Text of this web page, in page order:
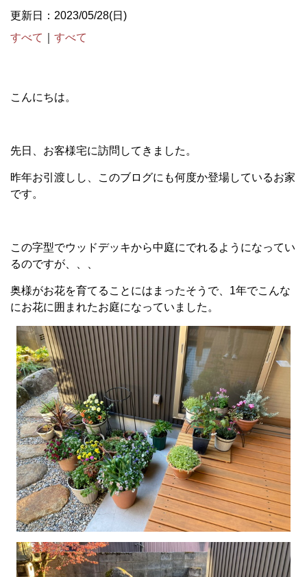
更新日：2023/05/28(日)
すべて
すべて
こんにちは。
先日、お客様宅に訪問してきました。
昨年お引渡しし、このブログにも何度か登場しているお家
です。
この字型でウッドデッキから中庭にでれるようになってい
るのですが、、、
奥様がお花を育てることにはまったそうで、1年でこんな
にお花に囲まれたお庭になっていました。